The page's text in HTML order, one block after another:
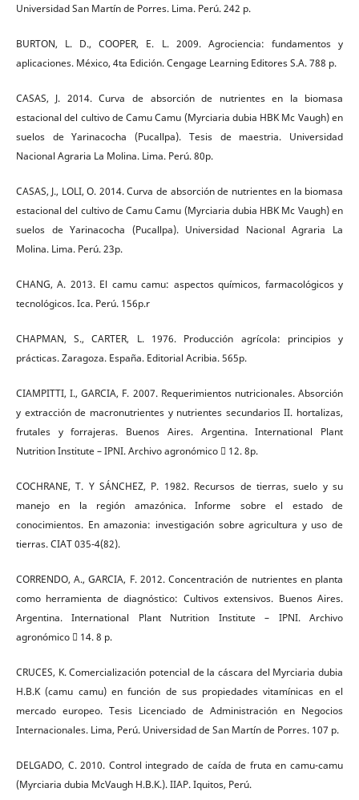
Universidad San Martín de Porres. Lima. Perú. 242 p.
BURTON, L. D., COOPER, E. L. 2009. Agrociencia: fundamentos y
aplicaciones. México, 4ta Edición. Cengage Learning Editores S.A. 788 p.
CASAS, J. 2014. Curva de absorción de nutrientes en la biomasa
estacional del cultivo de Camu Camu (Myrciaria dubia HBK Mc Vaugh) en
suelos de Yarinacocha (Pucallpa). Tesis de maestria. Universidad
Nacional Agraria La Molina. Lima. Perú. 80p.
CASAS, J., LOLI, O. 2014. Curva de absorción de nutrientes en la biomasa
estacional del cultivo de Camu Camu (Myrciaria dubia HBK Mc Vaugh) en
suelos de Yarinacocha (Pucallpa). Universidad Nacional Agraria La
Molina. Lima. Perú. 23p.
CHANG, A. 2013. El camu camu: aspectos químicos, farmacológicos y
tecnológicos. Ica. Perú. 156p.r
CHAPMAN, S., CARTER, L. 1976. Producción agrícola: principios y
prácticas. Zaragoza. España. Editorial Acribia. 565p.
CIAMPITTI, I., GARCIA, F. 2007. Requerimientos nutricionales. Absorción
y extracción de macronutrientes y nutrientes secundarios II. hortalizas,
frutales y forrajeras. Buenos Aires. Argentina. International Plant
Nutrition Institute – IPNI. Archivo agronómico  12. 8p.
COCHRANE, T. Y SÁNCHEZ, P. 1982. Recursos de tierras, suelo y su
manejo en la región amazónica. Informe sobre el estado de
conocimientos. En amazonia: investigación sobre agricultura y uso de
tierras. CIAT 035-4(82).
CORRENDO, A., GARCIA, F. 2012. Concentración de nutrientes en planta
como herramienta de diagnóstico: Cultivos extensivos. Buenos Aires.
Argentina. International Plant Nutrition Institute – IPNI. Archivo
agronómico  14. 8 p.
CRUCES, K. Comercialización potencial de la cáscara del Myrciaria dubia
H.B.K (camu camu) en función de sus propiedades vitamínicas en el
mercado europeo. Tesis Licenciado de Administración en Negocios
Internacionales. Lima, Perú. Universidad de San Martín de Porres. 107 p.
DELGADO, C. 2010. Control integrado de caída de fruta en camu-camu
(Myrciaria dubia McVaugh H.B.K.). IIAP. Iquitos, Perú.